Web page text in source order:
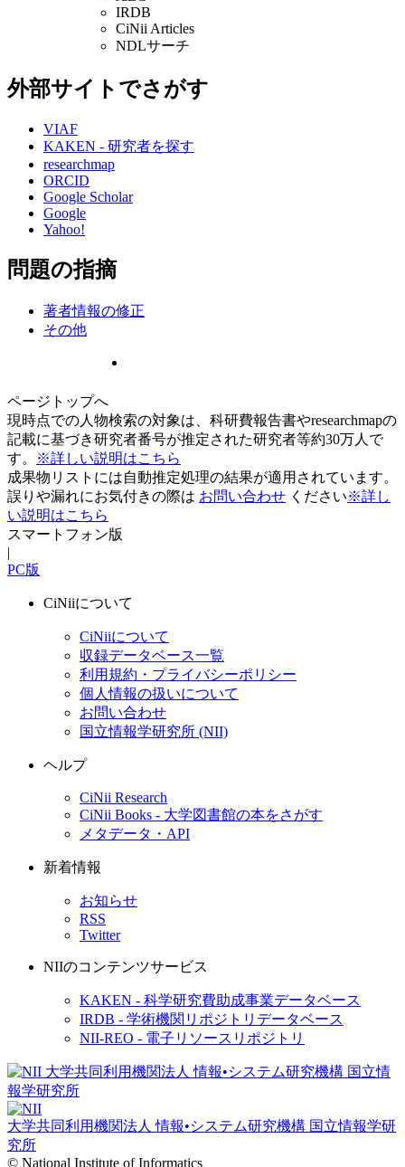
IRDB
CiNii Articles
NDLサーチ
外部サイトでさがす
VIAF
KAKEN - 研究者を探す
researchmap
ORCID
Google Scholar
Google
Yahoo!
問題の指摘
著者情報の修正
その他
ページトップへ
現時点での人物検索の対象は、科研費報告書やresearchmapの
記載に基づき研究者番号が推定された研究者等約30万人で
す。
※詳しい説明はこちら
成果物リストには自動推定処理の結果が適用されています。
誤りや漏れにお気付きの際は お問い合わせ ください※詳し
い説明はこちら
スマートフォン版
|
PC版
CiNiiについて
CiNiiについて
収録データベース一覧
利用規約・プライバシーポリシー
個人情報の扱いについて
お問い合わせ
国立情報学研究所 (NII)
ヘルプ
CiNii Research
CiNii Books - 大学図書館の本をさがす
メタデータ・API
新着情報
お知らせ
RSS
Twitter
NIIのコンテンツサービス
KAKEN - 科学研究費助成事業データベース
IRDB - 学術機関リポジトリデータベース
NII-REO - 電子リソースリポジトリ
大学共同利用機関法人 情報•システム研究機構 国立情報学研
究所
© National Institute of Informatics